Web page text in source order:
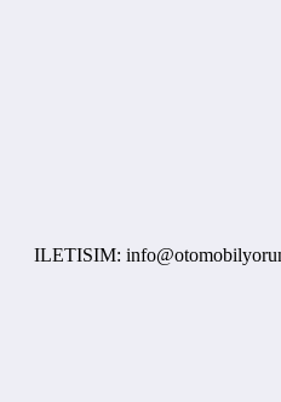
info@otomobilyorumlari.org